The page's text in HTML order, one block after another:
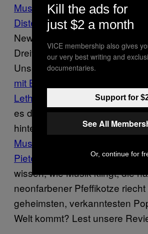
Musikreviews der Woche mit
Distel und Cayucas
New Yorker
Dreiviertelstunde feinstes
Unsere Reviews. Musikreviews
mit Bored Nothing,
Letherette
Diese “Indie”-
es doch immer wieder. Und
hinterlassen sie sogar
Musikreviews der Woche mit
Pieter Nooten und Born
wissen, wie Musik klingt, die
neonfarbener Pfeffikotze
geheimsten, verkanntesten
Welt kommt? Lest unsere
Kill the ads for
just $2 a month
VICE membership also gives
our very best writing and
documentaries.
Support for
See All
Or, continue for